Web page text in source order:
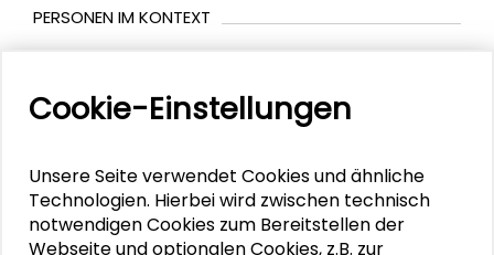
PERSONEN IM KONTEXT
Markus Lederer
Michèle Knodt
Peter Oliver Loew
Cookie-Einstellungen
Unsere Seite verwendet Cookies und ähnliche
Technologien. Hierbei wird zwischen technisch
notwendigen Cookies zum Bereitstellen der
Webseite und optionalen Cookies, z.B. zur